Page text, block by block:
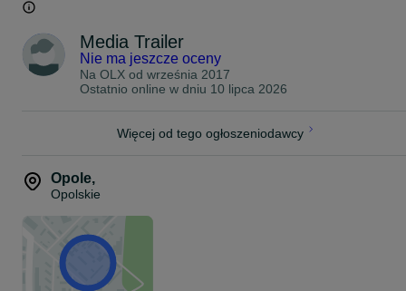
Koszt oraz termin montażu jest ustalany indywidualnie, dlatego w
Cena aukcji dotyczy podłogi o grubości 9 mm + listwy aluminiowe
progach drzwi do Fiata Ducato L1
Możliwość wysyłki na terenie całej Europy.
*Zdjęcia mają charakter poglądowy
Media Trailer
Nie ma jeszcze oceny
Na OLX od września 2017
Ostatnio online w dniu 10 lipca 2026
Więcej od tego ogłoszeniodawcy
Opole,
Opolskie